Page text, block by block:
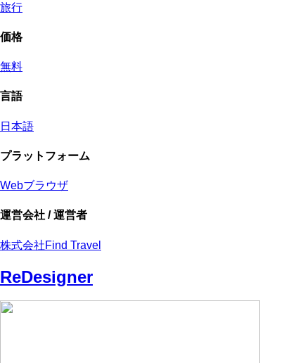
旅行
価格
無料
言語
日本語
プラットフォーム
Webブラウザ
運営会社 / 運営者
株式会社Find Travel
ReDesigner